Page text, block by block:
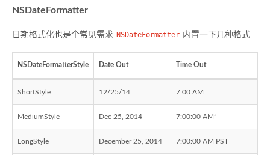
NSDateFormatter
日期格式化也是个常见需求 NSDateFormatter 内置一下几种格式
NSDateFormatterStyle Date Out Time Out
ShortStyle 12/25/14 7:00 AM
MediumStyle Dec 25, 2014 7:00:00 AM”
LongStyle December 25, 2014 7:00:00 AM PST